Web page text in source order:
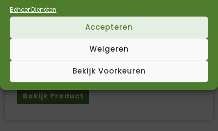
Beheer Diensten
Accepteren
Weigeren
Bekijk Voorkeuren
Ldpe folie 120cm x 50my met anti staticum –
50% PCR gerecycled – topvellen – prijs per kg
Incl. BTW€2,45Excl. BTW
Bekijk Product